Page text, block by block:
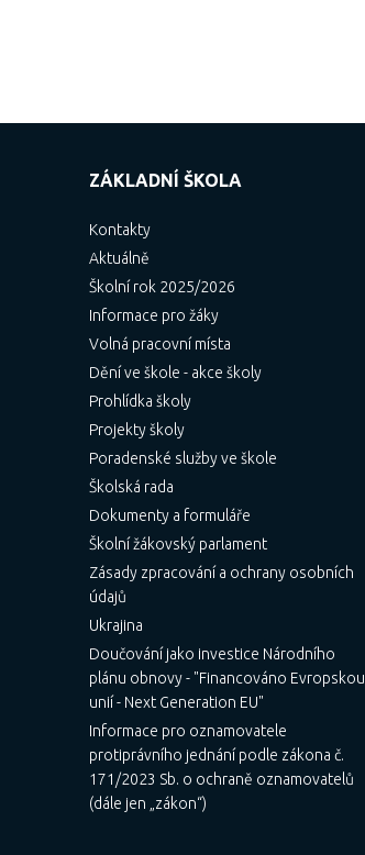
ZÁKLADNÍ ŠKOLA
Kontakty
Aktuálně
Školní rok 2025/2026
Informace pro žáky
Volná pracovní místa
Dění ve škole - akce školy
Prohlídka školy
Projekty školy
Poradenské služby ve škole
Školská rada
Dokumenty a formuláře
Školní žákovský parlament
Zásady zpracování a ochrany osobních
údajů
Ukrajina
Doučování jako investice Národního
plánu obnovy - "Financováno Evropskou
unií - Next Generation EU"
Informace pro oznamovatele
protiprávního jednání podle zákona č.
171/2023 Sb. o ochraně oznamovatelů
(dále jen „zákon“)